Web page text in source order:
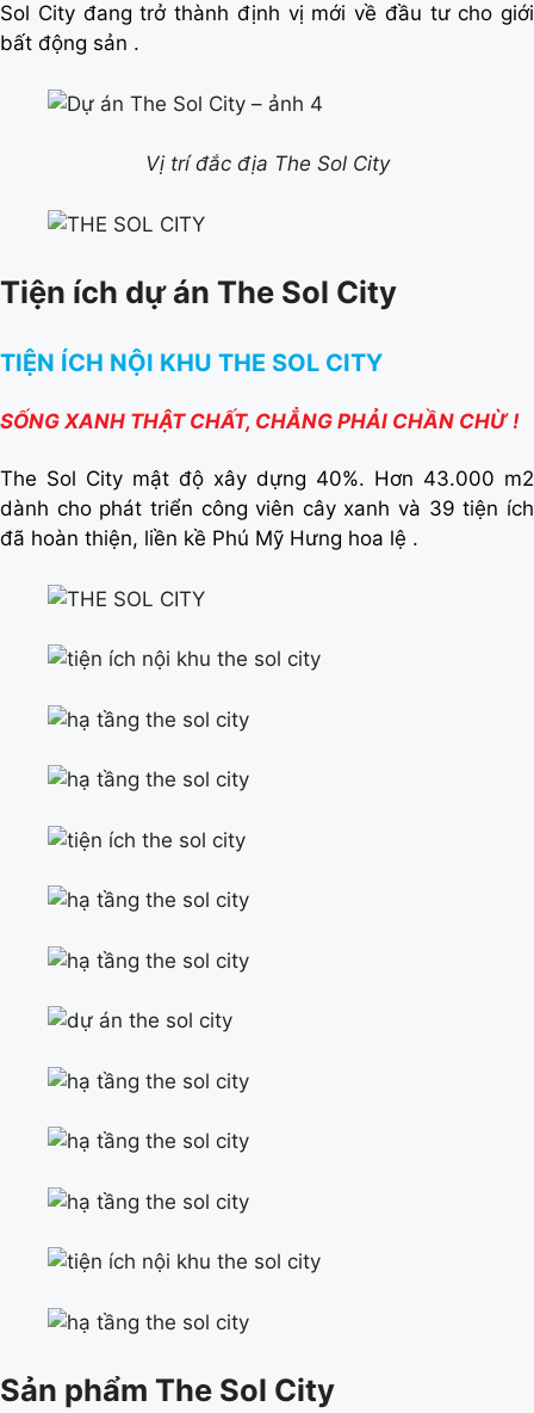
Sol City đang trở thành định vị mới về đầu tư cho giới
bất động sản .
Vị trí đắc địa The Sol City
Tiện ích dự án The Sol City
TIỆN ÍCH NỘI KHU THE SOL CITY
SỐNG XANH THẬT CHẤT, CHẲNG PHẢI CHẦN CHỪ !
The Sol City mật độ xây dựng 40%. Hơn 43.000 m2
dành cho phát triển công viên cây xanh và 39 tiện ích
đã hoàn thiện, liền kề Phú Mỹ Hưng hoa lệ .
Sản phẩm The Sol City